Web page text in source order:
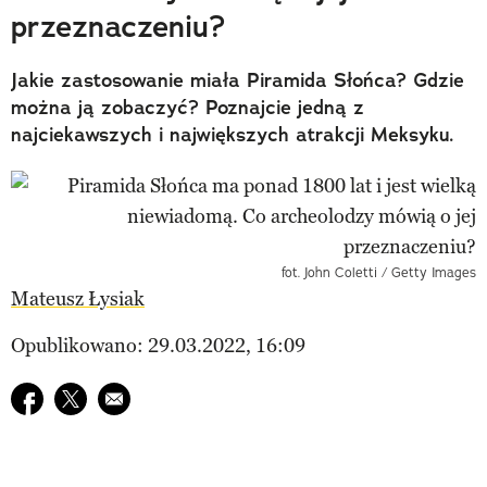
przeznaczeniu?
Jakie zastosowanie miała Piramida Słońca? Gdzie
można ją zobaczyć? Poznajcie jedną z
najciekawszych i największych atrakcji Meksyku.
fot. John Coletti / Getty Images
Mateusz Łysiak
Opublikowano: 29.03.2022, 16:09
Udostępnij na facebook
Udostępnij na twitter
E-mail do przyjaciela